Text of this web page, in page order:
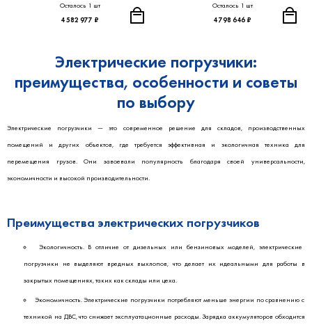
Осталось 1 шт
4 582 977 ₽
Осталось 1 шт
4 798 646 ₽
Электрические погрузчики:
преимущества, особенности и советы
по выбору
Электрические погрузчики — это современное решение для складов, производственных
помещений и других объектов, где требуется эффективная и экологичная техника для
перемещения грузов. Они завоевали популярность благодаря своей универсальности,
экономичности и высокой производительности.
Преимущества электрических погрузчиков
Экологичность. В отличие от дизельных или бензиновых моделей, электрические
погрузчики не выделяют вредных выхлопов, что делает их идеальными для работы в
закрытых помещениях, таких как склады или цеха.
Экономичность. Электрические погрузчики потребляют меньше энергии по сравнению с
техникой на ДВС, что снижает эксплуатационные расходы. Зарядка аккумуляторов обходится